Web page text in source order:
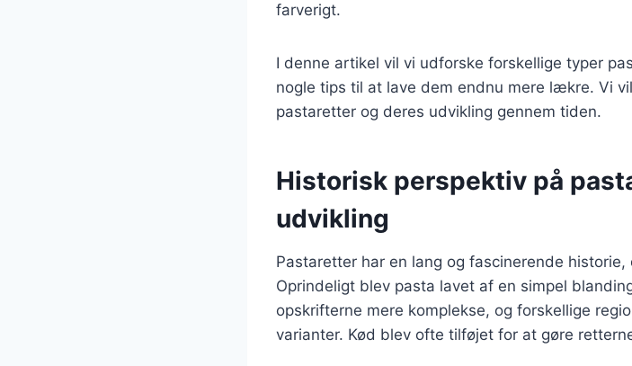
farverigt.
I denne artikel vil vi udforske forskellige typer
nogle tips til at lave dem endnu mere lækre. Vi
pastaretter og deres udvikling gennem tiden.
Historisk perspektiv på
udvikling
Pastaretter har en lang og fascinerende
Oprindeligt blev pasta lavet af en simpel
opskrifterne mere komplekse, og forskellige
varianter. Kød blev ofte tilføjet for at gøre